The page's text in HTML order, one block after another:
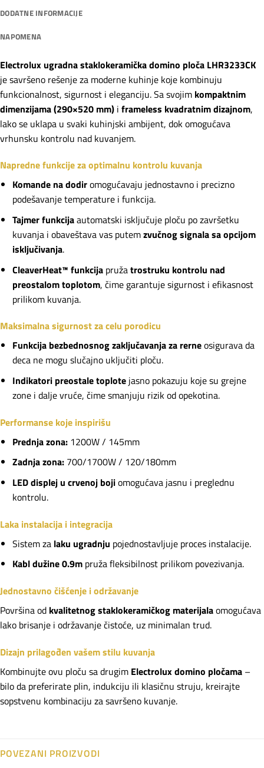
DODATNE INFORMACIJE
NAPOMENA
Electrolux ugradna staklokeramička domino ploča LHR3233CK
je savršeno rešenje za moderne kuhinje koje kombinuju
funkcionalnost, sigurnost i eleganciju. Sa svojim kompaktnim
dimenzijama (290×520 mm) i frameless kvadratnim dizajnom,
lako se uklapa u svaki kuhinjski ambijent, dok omogućava
vrhunsku kontrolu nad kuvanjem.
Napredne funkcije za optimalnu kontrolu kuvanja
Komande na dodiromogućavaju jednostavno i precizno
podešavanje temperature i funkcija.
Tajmer funkcijaautomatski isključuje ploču po završetku
kuvanja i obaveštava vas putemzvučnog signala sa opcijom
isključivanja.
CleaverHeat™ funkcijapružatrostruku kontrolu nad
preostalom toplotom, čime garantuje sigurnost i efikasnost
prilikom kuvanja.
Maksimalna sigurnost za celu porodicu
Funkcija bezbednosnog zaključavanja za rerneosigurava da
deca ne mogu slučajno uključiti ploču.
Indikatori preostale toplotejasno pokazuju koje su grejne
zone i dalje vruće, čime smanjuju rizik od opekotina.
Performanse koje inspirišu
Prednja zona:1200W / 145mm
Zadnja zona:700/1700W / 120/180mm
LED displej u crvenoj bojiomogućava jasnu i preglednu
kontrolu.
Laka instalacija i integracija
Sistem za laku ugradnju pojednostavljuje proces instalacije.
Kabl dužine 0.9mpruža fleksibilnost prilikom povezivanja.
Jednostavno čišćenje i održavanje
Površina od kvalitetnog staklokeramičkog materijalaomogućava
lako brisanje i održavanje čistoće, uz minimalan trud.
Dizajn prilagođen vašem stilu kuvanja
Kombinujte ovu ploču sa drugim Electrolux domino pločama –
bilo da preferirate plin, indukciju ili klasičnu struju, kreirajte
sopstvenu kombinaciju za savršeno kuvanje.
POVEZANI PROIZVODI